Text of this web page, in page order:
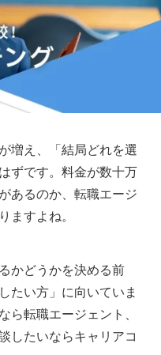
増え、「結局どれを選
ずです。料金が数十万
あるのか、転職エージ
ますよね。
かどうかを決める前
たい方」に向いていま
ら転職エージェント、
したいならキャリアコ